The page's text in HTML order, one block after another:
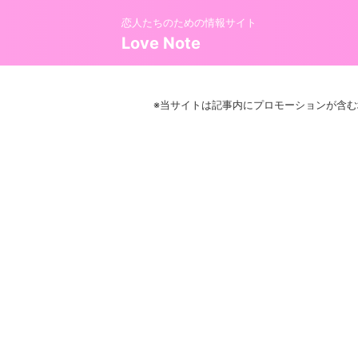
恋人たちのための情報サイト
Love Note
※当サイトは記事内にプロモーションが含む